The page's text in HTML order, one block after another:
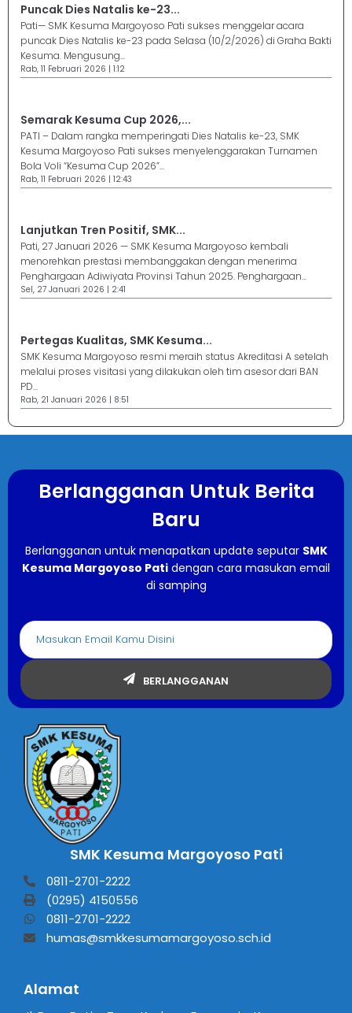
Puncak Dies Natalis ke-23...
Pati— SMK Kesuma Margoyoso Pati sukses menggelar acara
puncak Dies Natalis ke-23 pada Selasa (10/2/2026) di Graha Bakti
Kesuma. Mengusung...
Rab, 11 Februari 2026 | 1:12
Semarak Kesuma Cup 2026,...
PATI – Dalam rangka memperingati Dies Natalis ke-23, SMK
Kesuma Margoyoso Pati sukses menyelenggarakan Turnamen
Bola Voli “Kesuma Cup 2026”...
Rab, 11 Februari 2026 | 12:43
Lanjutkan Tren Positif, SMK...
Pati, 27 Januari 2026 — SMK Kesuma Margoyoso kembali
menorehkan prestasi membanggakan dengan menerima
Penghargaan Adiwiyata Provinsi Tahun 2025. Penghargaan...
Sel, 27 Januari 2026 | 2:41
Pertegas Kualitas, SMK Kesuma...
SMK Kesuma Margoyoso resmi meraih status Akreditasi A setelah
melalui proses visitasi yang dilakukan oleh tim asesor dari BAN
PD...
Rab, 21 Januari 2026 | 8:51
Berlangganan Untuk Berita
Baru
Berlangganan untuk menapatkan update seputar SMK
Kesuma Margoyoso Pati dengan cara masukan email
di samping
BERLANGGANAN
SMK Kesuma Margoyoso Pati
0811-2701-2222
(0295) 4150556
0811-2701-2222
humas@smkkesumamargoyoso.sch.id
Alamat